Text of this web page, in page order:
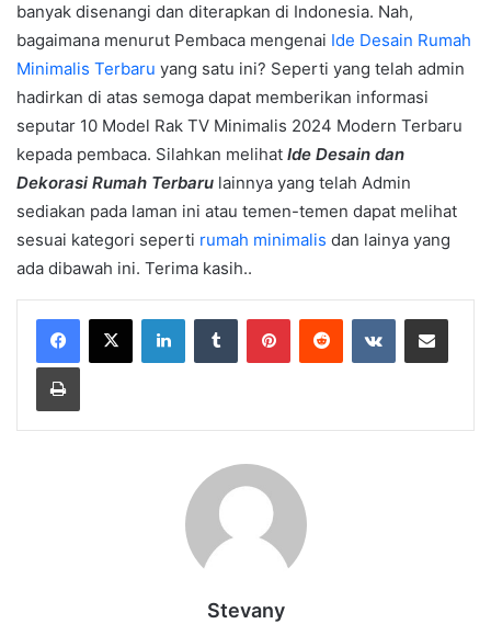
banyak disenangi dan diterapkan di Indonesia. Nah,
bagaimana menurut Pembaca mengenai Ide Desain Rumah
Minimalis Terbaru yang satu ini? Seperti yang telah admin
hadirkan di atas semoga dapat memberikan informasi
seputar 10 Model Rak TV Minimalis 2024 Modern Terbaru
kepada pembaca. Silahkan melihat Ide Desain dan
Dekorasi Rumah Terbaru lainnya yang telah Admin
sediakan pada laman ini atau temen-temen dapat melihat
sesuai kategori seperti rumah minimalis dan lainya yang
ada dibawah ini. Terima kasih..
LinkedInTumblr PinterestReddit VKontakteShare via Email
Print
Stevany